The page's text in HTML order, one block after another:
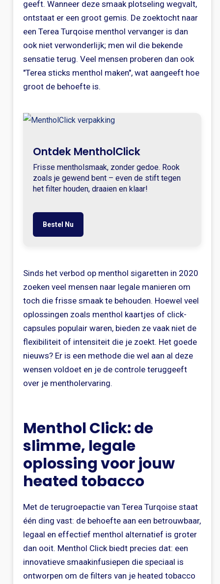
geeft. Wanneer deze smaak plotseling wegvalt,
ontstaat er een groot gemis. De zoektocht naar
een Terea Turqoise menthol vervanger is dan
ook niet verwonderlijk; men wil die bekende
sensatie terug. Veel mensen proberen dan ook
"Terea sticks menthol maken", wat aangeeft hoe
groot de behoefte is.
Ontdek MentholClick
Frisse mentholsmaak, zonder gedoe. Rook
zoals je gewend bent – even de stift tegen
het filter houden, draaien en klaar!
Bestel Nu
Sinds het verbod op menthol sigaretten in 2020
zoeken veel mensen naar legale manieren om
toch die frisse smaak te behouden. Hoewel veel
oplossingen zoals menthol kaartjes of click-
capsules populair waren, bieden ze vaak niet de
flexibiliteit of intensiteit die je zoekt. Het goede
nieuws? Er is een methode die wel aan al deze
wensen voldoet en je de controle teruggeeft
over je mentholervaring.
Menthol Click: de
slimme, legale
oplossing voor jouw
heated tobacco
Met de terugroepactie van Terea Turqoise staat
één ding vast: de behoefte aan een betrouwbaar,
legaal en effectief menthol alternatief is groter
dan ooit. Menthol Click biedt precies dat: een
innovatieve smaakinfusiepen die speciaal is
ontworpen om de filters van je heated tobacco